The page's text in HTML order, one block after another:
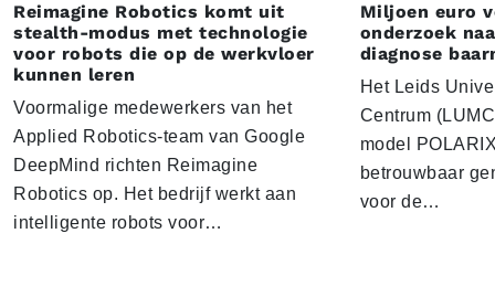
Reimagine Robotics komt uit
stealth-modus met technologie
voor robots die op de werkvloer
kunnen leren
Voormalige medewerkers van het
Applied Robotics-team van Google
DeepMind richten Reimagine
Robotics op. Het bedrijf werkt aan
intelligente robots voor…
Miljoen euro
onderzoek
diagnose
Het Leids
Centrum
model
betrouwbaar
voor de…